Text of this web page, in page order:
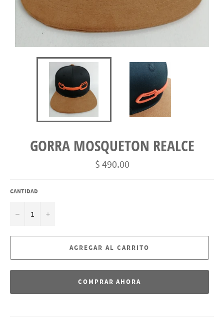
GORRA MOSQUETON REALCE
Precio
habitual
$ 490.00
CANTIDAD
− +
AGREGAR AL CARRITO
COMPRAR AHORA